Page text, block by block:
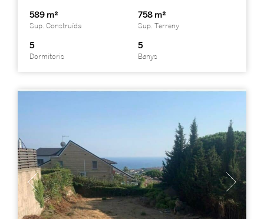
589 m²
Sup. Construïda
758 m²
Sup. Terreny
5
Dormitoris
5
Banys